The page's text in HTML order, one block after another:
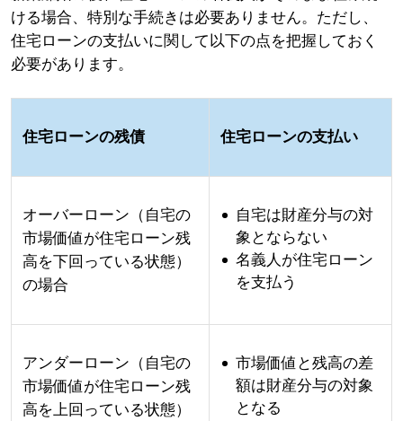
ける場合、特別な手続きは必要ありません。ただし、
住宅ローンの支払いに関して以下の点を把握しておく
必要があります。
住宅ローンの残債 住宅ローンの支払い
オーバーローン（自宅の
市場価値が住宅ローン残
高を下回っている状態）
の場合
自宅は財産分与の対
象とならない
名義人が住宅ローン
を支払う
アンダーローン（自宅の
市場価値が住宅ローン残
高を上回っている状態）
市場価値と残高の差
額は財産分与の対象
となる